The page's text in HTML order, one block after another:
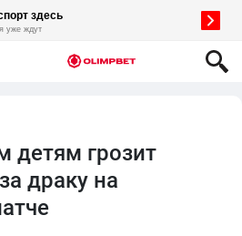
детям грозит
драку на